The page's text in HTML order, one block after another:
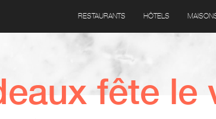
RESTAURANTS HÔTELS
fête le